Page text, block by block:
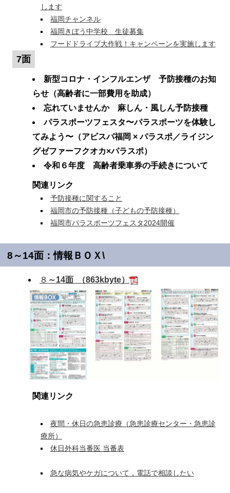
します
福岡チャンネル
福岡きぼう中学校 生徒募集
フードドライブ大作戦！キャンペーンを実施します
7面
新型コロナ・インフルエンザ 予防接種のお知
らせ（高齢者に一部費用を助成）
忘れていませんか 麻しん・風しん予防接種
パラスポーツフェスタ〜パラスポーツを体験し
てみよう〜（アビスパ福岡 × パラスポ／ライジン
グゼファーフクオカ×パラスポ）
令和６年度 高齢者乗車券の手続きについて
関連リンク
予防接種に関すること
福岡市の予防接種（子どもの予防接種）
福岡市パラスポーツフェスタ2024開催
8～14面：情報ＢＯＸ\
８ ～14面 （863kbyte）
関連リンク
夜間・休日の急患診療（急患診療センター・急患診
療所）
休日外科当番医 当番表
急な病気やケガについて，電話で相談したい